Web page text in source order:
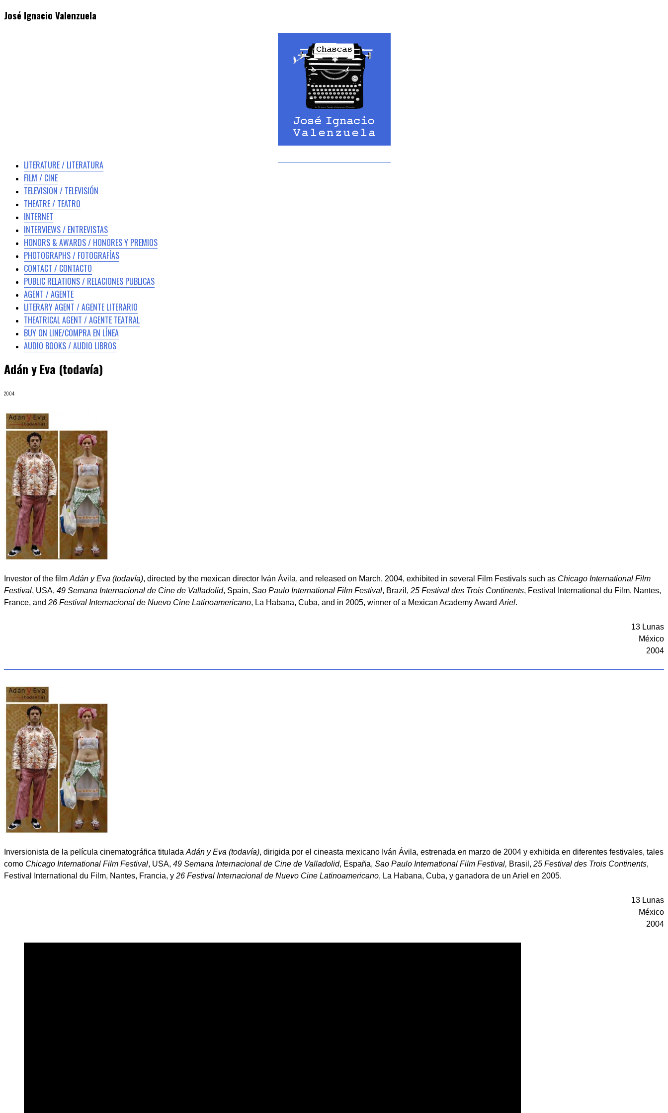
José Ignacio Valenzuela
LITERATURE / LITERATURA
FILM / CINE
TELEVISION / TELEVISIÓN
THEATRE / TEATRO
INTERNET
INTERVIEWS / ENTREVISTAS
HONORS & AWARDS / HONORES Y PREMIOS
PHOTOGRAPHS / FOTOGRAFÍAS
CONTACT / CONTACTO
PUBLIC RELATIONS / RELACIONES PUBLICAS
AGENT / AGENTE
LITERARY AGENT / AGENTE LITERARIO
THEATRICAL AGENT / AGENTE TEATRAL
BUY ON LINE/COMPRA EN LÍNEA
AUDIO BOOKS / AUDIO LIBROS
Adán y Eva (todavía)
2004
Investor of the film Adán y Eva (todavía), directed by the mexican director Iván Ávila, and released on March, 2004, exhibited in several Film Festivals such as Chicago International Film
Festival, USA, 49 Semana Internacional de Cine de Valladolid, Spain, Sao Paulo International Film Festival, Brazil, 25 Festival des Trois Continents, Festival International du Film, Nantes,
France, and 26 Festival Internacional de Nuevo Cine Latinoamericano, La Habana, Cuba, and in 2005, winner of a Mexican Academy Award Ariel.
13 Lunas
México
2004
Inversionista de la película cinematográfica titulada Adán y Eva (todavía), dirigida por el cineasta mexicano Iván Ávila, estrenada en marzo de 2004 y exhibida en diferentes festivales, tales
como Chicago International Film Festival, USA, 49 Semana Internacional de Cine de Valladolid, España, Sao Paulo International Film Festival, Brasil, 25 Festival des Trois Continents,
Festival International du Film, Nantes, Francia, y 26 Festival Internacional de Nuevo Cine Latinoamericano, La Habana, Cuba, y ganadora de un Ariel en 2005.
13 Lunas
México
2004